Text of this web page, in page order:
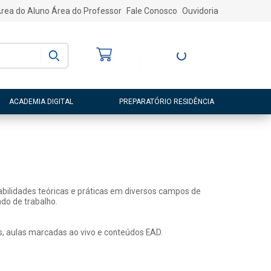
do Aluno Área do Professor Fale Conosco Ouvidoria
Entre ou Cadastre-
ACADEMIA DIGITAL PREPARATÓRIO RESIDÊNCIA
teóricas e práticas em diversos campos de
de trabalho.
marcadas ao vivo e conteúdos EAD.